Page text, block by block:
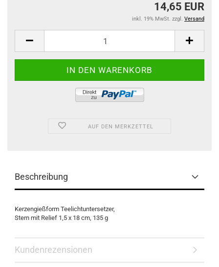
14,65 EUR
inkl. 19% MwSt. zzgl. Versand
AUF DEN MERKZETTEL
Beschreibung
Kerzengießform Teelichtuntersetzer,
Stern mit Relief 1,5 x 18 cm, 135 g
Kundenrezensionen